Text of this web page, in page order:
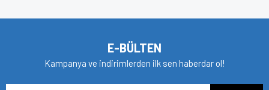
E-BÜLTEN
Kampanya ve indirimlerden ilk sen haberdar ol!